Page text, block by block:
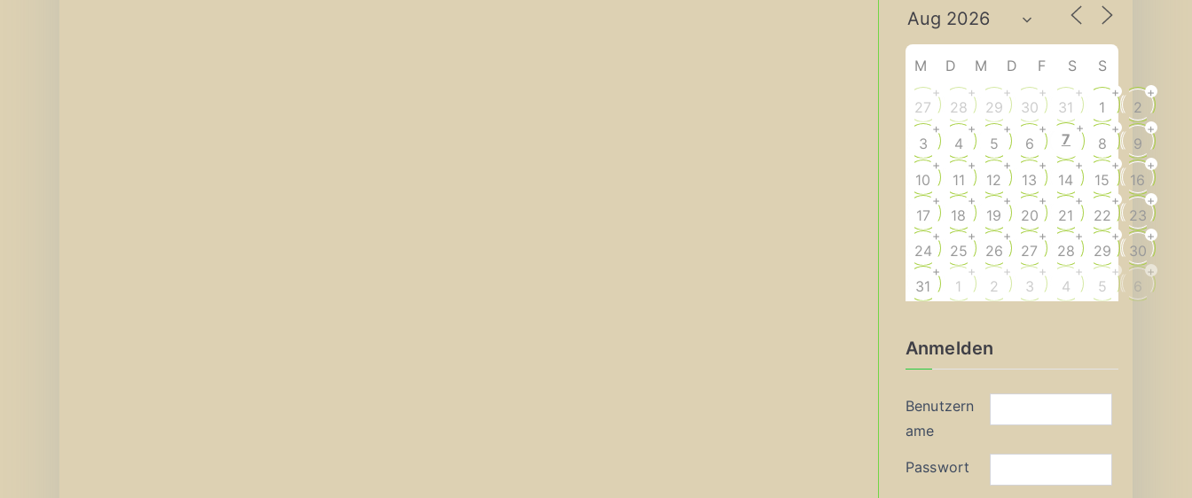
v
M D M D F S S
27
+
28
+
29
+
30
+
31
+
1
+
2
+
3
+
4
+
5
+
6
+
7
+
8
+
9
+
10
+
11
+
12
+
13
+
14
+
15
+
16
+
17
+
18
+
19
+
20
+
21
+
22
+
23
+
24
+
25
+
26
+
27
+
28
+
29
+
30
+
31
+
1
+
2
+
3
+
4
+
5
+
6
+
Anmelden
Benutzern
ame
Passwort